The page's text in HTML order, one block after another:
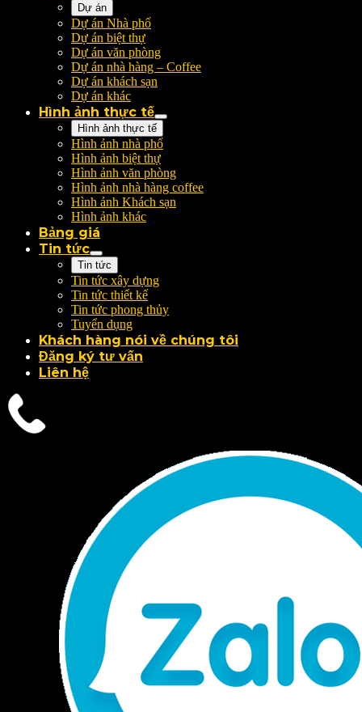
Dự án
Dự án Nhà phố
Dự án biệt thự
Dự án văn phòng
Dự án nhà hàng – Coffee
Dự án khách sạn
Dự án khác
Hình ảnh thực tế
Hình ảnh thực tế
Hình ảnh nhà phố
Hình ảnh biệt thự
Hình ảnh văn phòng
Hình ảnh nhà hàng coffee
Hình ảnh Khách sạn
Hình ảnh khác
Bảng giá
Tin tức
Tin tức
Tin tức xây dựng
Tin tức thiết kế
Tin tức phong thủy
Tuyển dụng
Khách hàng nói về chúng tôi
Đăng ký tư vấn
Liên hệ